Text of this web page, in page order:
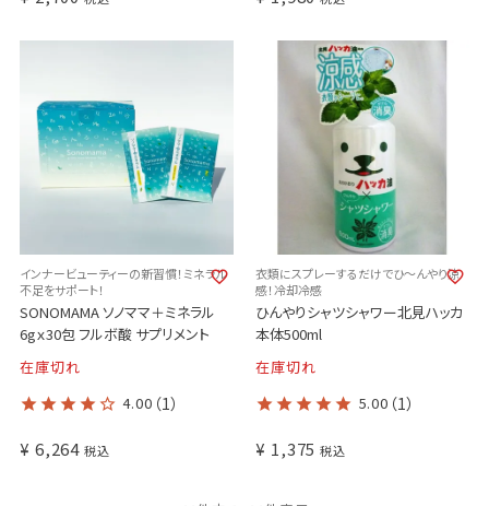
インナービューティーの新習慣！ミネラル
不足をサポート！
SONOMAMA ソノママ＋ミネラル
6gｘ30包 フルボ酸 サプリメント
在庫切れ
4.00 （1）
¥ 6,264 税込
衣類にスプレーするだけでひ～んやり涼
感！冷却冷感
ひんやりシャツシャワー北見ハッカ
本体500ml
在庫切れ
5.00 （1）
¥ 1,375 税込